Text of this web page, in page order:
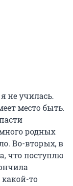
не училась.
место быть.
родных
Во-вторых, в
что поступлю
то